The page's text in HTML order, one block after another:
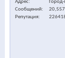
Адрес
Сообщений
20,557
Репутация